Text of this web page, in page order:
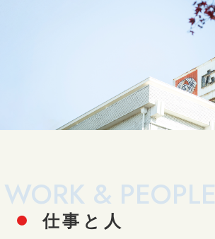
WORK & PEOPLE
仕事と人